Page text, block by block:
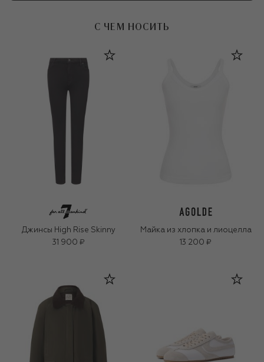
С ЧЕМ НОСИТЬ
Джинсы High Rise Skinny
31 900 ₽
Майка из хлопка и лиоцелла
13 200 ₽